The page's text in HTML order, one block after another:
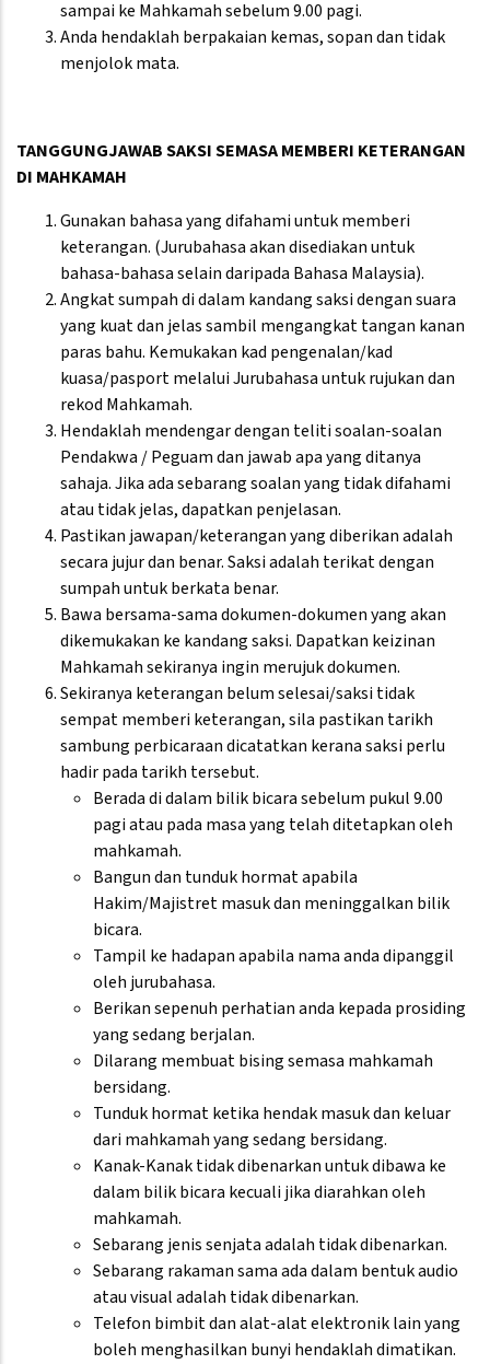
sampai ke Mahkamah sebelum 9.00 pagi.
Anda hendaklah berpakaian kemas, sopan dan tidak
menjolok mata.
TANGGUNGJAWAB SAKSI SEMASA MEMBERI KETERANGAN
DI MAHKAMAH
Gunakan bahasa yang difahami untuk memberi
keterangan. (Jurubahasa akan disediakan untuk
bahasa-bahasa selain daripada Bahasa Malaysia).
Angkat sumpah di dalam kandang saksi dengan suara
yang kuat dan jelas sambil mengangkat tangan kanan
paras bahu. Kemukakan kad pengenalan/kad
kuasa/pasport melalui Jurubahasa untuk rujukan dan
rekod Mahkamah.
Hendaklah mendengar dengan teliti soalan-soalan
Pendakwa / Peguam dan jawab apa yang ditanya
sahaja. Jika ada sebarang soalan yang tidak difahami
atau tidak jelas, dapatkan penjelasan.
Pastikan jawapan/keterangan yang diberikan adalah
secara jujur dan benar. Saksi adalah terikat dengan
sumpah untuk berkata benar.
Bawa bersama-sama dokumen-dokumen yang akan
dikemukakan ke kandang saksi. Dapatkan keizinan
Mahkamah sekiranya ingin merujuk dokumen.
Sekiranya keterangan belum selesai/saksi tidak
sempat memberi keterangan, sila pastikan tarikh
sambung perbicaraan dicatatkan kerana saksi perlu
hadir pada tarikh tersebut.
Berada di dalam bilik bicara sebelum pukul 9.00
pagi atau pada masa yang telah ditetapkan oleh
mahkamah.
Bangun dan tunduk hormat apabila
Hakim/Majistret masuk dan meninggalkan bilik
bicara.
Tampil ke hadapan apabila nama anda dipanggil
oleh jurubahasa.
Berikan sepenuh perhatian anda kepada prosiding
yang sedang berjalan.
Dilarang membuat bising semasa mahkamah
bersidang.
Tunduk hormat ketika hendak masuk dan keluar
dari mahkamah yang sedang bersidang.
Kanak-Kanak tidak dibenarkan untuk dibawa ke
dalam bilik bicara kecuali jika diarahkan oleh
mahkamah.
Sebarang jenis senjata adalah tidak dibenarkan.
Sebarang rakaman sama ada dalam bentuk audio
atau visual adalah tidak dibenarkan.
Telefon bimbit dan alat-alat elektronik lain yang
boleh menghasilkan bunyi hendaklah dimatikan.